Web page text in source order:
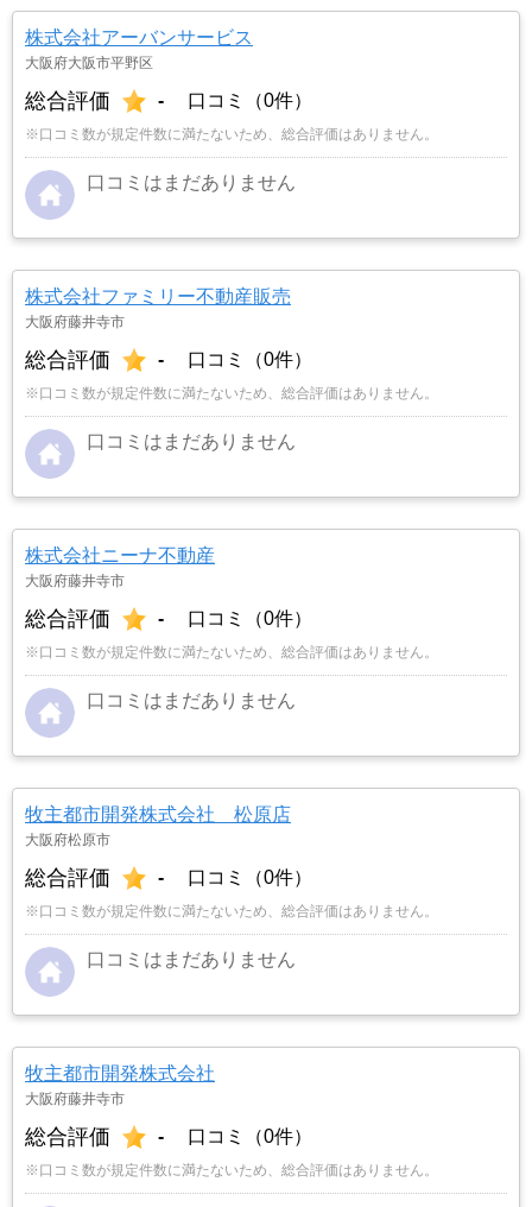
株式会社アーバンサービス
大阪府大阪市平野区
総合評価 - 口コミ（0件）
※口コミ数が規定件数に満たないため、総合評価はありません。
口コミはまだありません
株式会社ファミリー不動産販売
大阪府藤井寺市
総合評価 - 口コミ（0件）
※口コミ数が規定件数に満たないため、総合評価はありません。
口コミはまだありません
株式会社ニーナ不動産
大阪府藤井寺市
総合評価 - 口コミ（0件）
※口コミ数が規定件数に満たないため、総合評価はありません。
口コミはまだありません
牧主都市開発株式会社 松原店
大阪府松原市
総合評価 - 口コミ（0件）
※口コミ数が規定件数に満たないため、総合評価はありません。
口コミはまだありません
牧主都市開発株式会社
大阪府藤井寺市
総合評価 - 口コミ（0件）
※口コミ数が規定件数に満たないため、総合評価はありません。